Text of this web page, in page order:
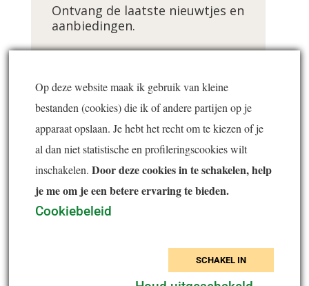
Ontvang de laatste nieuwtjes en
aanbiedingen.
E-mailadres *
Inschrijven
Op deze website maak ik gebruik van kleine
bestanden (cookies) die ik of andere partijen op je
apparaat opslaan. Je hebt het recht om te kiezen of je
al dan niet statistische en profileringscookies wilt
inschakelen.Door deze cookies in te schakelen, help
je me om je een betere ervaring te bieden.
Cookiebeleid
SCHAKEL IN